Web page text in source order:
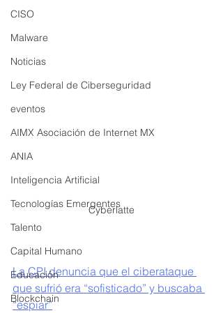
CISO
Malware
Noticias
Ley Federal de Ciberseguridad
eventos
AIMX Asociación de Internet MX
ANIA
Inteligencia Artificial
Tecnologías Emergentes
Talento
Capital Humano
Educación
Blockchain
Cyberlatte
La CPI denuncia que el ciberataque
que sufrió era “sofisticado” y buscaba
“espiar”